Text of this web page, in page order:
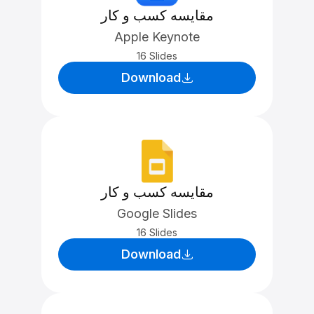
مقایسه کسب و کار
Apple Keynote
16 Slides
Download
مقایسه کسب و کار
Google Slides
16 Slides
Download